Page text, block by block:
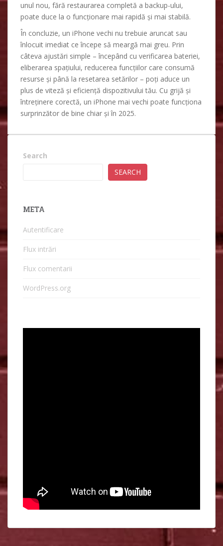
unul nou, fără restaurarea completă a backup-ului,
poate duce la o funcționare mai rapidă și mai stabilă.
În concluzie, un iPhone vechi nu trebuie aruncat sau
înlocuit imediat ce începe să meargă mai greu. Prin
câteva ajustări simple – începând cu verificarea bateriei,
eliberarea spațiului, reducerea funcțiilor care consumă
resurse și până la resetarea setărilor – poți aduce un
plus de viteză și eficiență dispozitivului tău. Cu grijă și
întreținere corectă, un iPhone mai vechi poate funcționa
surprinzător de bine chiar și în 2025.
Search
SEARCH
META
Autentificare
Flux intrări
Flux comentarii
WordPress.org